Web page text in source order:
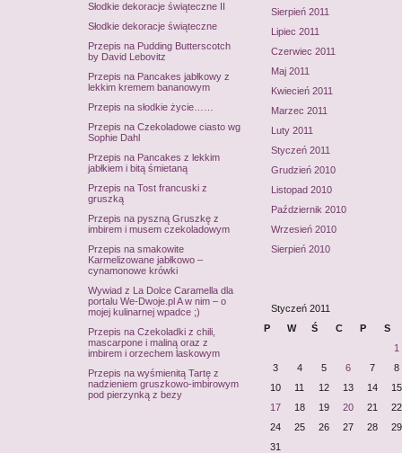
Słodkie dekoracje świąteczne II
Słodkie dekoracje świąteczne
Przepis na Pudding Butterscotch
by David Lebovitz
Przepis na Pancakes jabłkowy z
lekkim kremem bananowym
Przepis na słodkie życie……
Przepis na Czekoladowe ciasto wg
Sophie Dahl
Przepis na Pancakes z lekkim
jabłkiem i bitą śmietaną
Przepis na Tost francuski z
gruszką
Przepis na pyszną Gruszkę z
imbirem i musem czekoladowym
Przepis na smakowite
Karmelizowane jabłkowo –
cynamonowe krówki
Wywiad z La Dolce Caramella dla
portalu We-Dwoje.pl A w nim – o
mojej kulinarnej wpadce ;)
Przepis na Czekoladki z chili,
mascarpone i maliną oraz z
imbirem i orzechem laskowym
Przepis na wyśmienitą Tartę z
nadzieniem gruszkowo-imbirowym
pod pierzynką z bezy
Sierpień 2011
Lipiec 2011
Czerwiec 2011
Maj 2011
Kwiecień 2011
Marzec 2011
Luty 2011
Styczeń 2011
Grudzień 2010
Listopad 2010
Październik 2010
Wrzesień 2010
Sierpień 2010
Styczeń 2011
P
W Ś C P S
1
3
4 5 6 7
8
10
11 12 13 14
15
17
18 19 20 21
22
24
25 26 27 28
29
31